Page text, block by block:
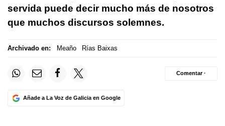
servida puede decir mucho más de nosotros
que muchos discursos solemnes.
Archivado en: Meaño Rías Baixas
Añade a La Voz de Galicia en Google
Comentar ·